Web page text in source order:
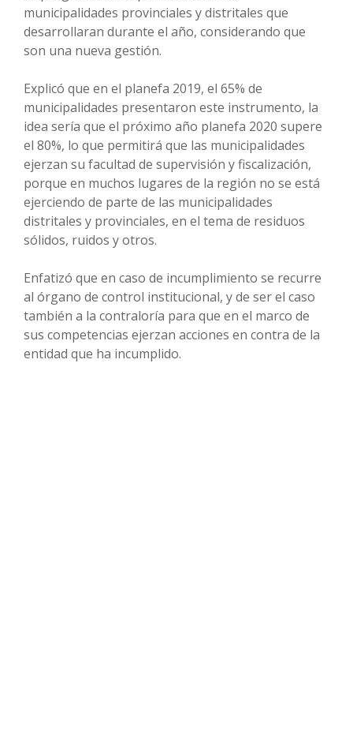
municipalidades provinciales y distritales que
desarrollaran durante el año, considerando que
son una nueva gestión.
Explicó que en el planefa 2019, el 65% de
municipalidades presentaron este instrumento, la
idea sería que el próximo año planefa 2020 supere
el 80%, lo que permitirá que las municipalidades
ejerzan su facultad de supervisión y fiscalización,
porque en muchos lugares de la región no se está
ejerciendo de parte de las municipalidades
distritales y provinciales, en el tema de residuos
sólidos, ruidos y otros.
Enfatizó que en caso de incumplimiento se recurre
al órgano de control institucional, y de ser el caso
también a la contraloría para que en el marco de
sus competencias ejerzan acciones en contra de la
entidad que ha incumplido.